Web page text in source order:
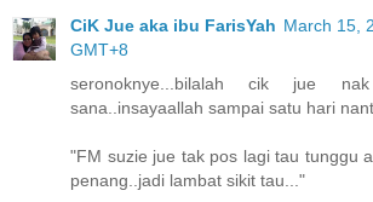
CiK Jue aka ibu FarisYah March 15,
GMT+8
seronoknye...bilalah cik jue
sana..insayaallah sampai satu hari
"FM suzie jue tak pos lagi tau tunggu
penang..jadi lambat sikit tau..."